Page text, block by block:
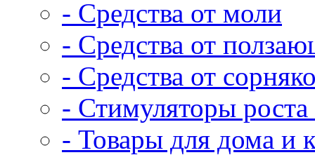
- Средства от моли
- Средства от
- Средства от
- Стимуляторы роста
- Товары для дома и